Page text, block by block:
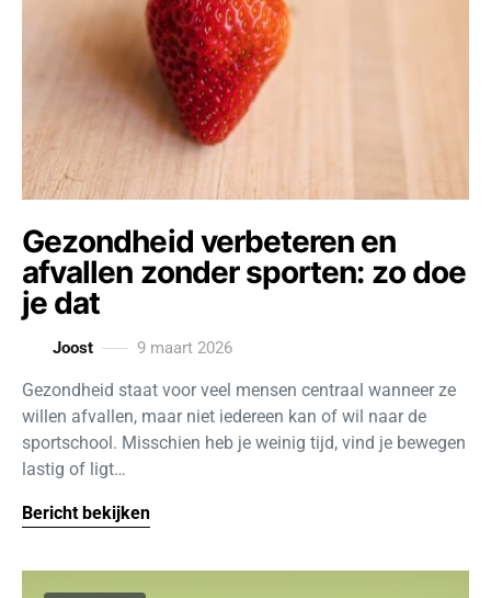
Gezondheid verbeteren en
afvallen zonder sporten: zo doe
je dat
Joost 9 maart 2026
Gezondheid staat voor veel mensen centraal wanneer ze
willen afvallen, maar niet iedereen kan of wil naar de
sportschool. Misschien heb je weinig tijd, vind je bewegen
lastig of ligt…
Bericht bekijken